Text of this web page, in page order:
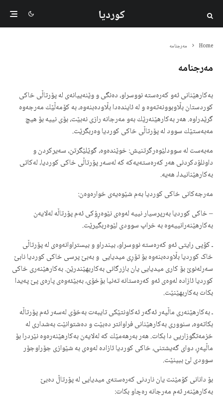
کوردیا
Home مەرجنامه
مەرجنامه
بەكارهێنانی ئەو كەرەستە نووسراو، دەنگی و وێنەییانەی لە پۆرتاڵی خاکی
کوردستان بڵاوبوونەتەوە و لە ئایندەدا بڵاودەبنەوە، بە كۆمەڵێك مەرجەوە
گرێدراوە. هەر بەكارهێنەرێك بەو مەرجانە رازی نەبێت، بۆی نییە بۆ هیچ
مەبەستێك سوود لە پۆرتاڵی خاکی کوردیا وەربگرێت.
مەبەست لە سوودلێوەرگرتنیش: خوێندەوە، گوێلێگرتن، سەیركردن و
داونلۆدكردنی هەر كەرەستەیەكە كە لەسەر پۆرتاڵی خاکی کوردیا، لەكاتی
بەكارهێنانیدا، هەیە.
مەرجەكانی خاکی کوردیا بەم شێوەیەی خوارەوەن:
– خاکی کوردیا بەرپرسیار نییە لەوەی نێوەڕۆكی ئەم پۆرتاڵە لەلایەن
بەكارهێنەرانییەوە بە خراپ سوودی لێوەربگیرێت.
ـ كۆپی رایتی ئەو كەرەستە نووسراو، بیندراو و بیستراوانەوەی لە پۆرتاڵی
خاک کوردیا بڵاودەبنەوە بۆ تۆڕی میدیایی و بەبێ پرسی خاکی کوردیا نابێ
سەرلەنوێ بۆ كاری میدیایی یان بازرگانی بەكاربهێندرێن. بەكارهێنەری خاکی
کوردیا ئازادە لەوەی ئەو كەرەستانە تەنیا بۆخۆی، بەبێئەوەی پارەی پێ پەیدا
بكات بەكاربهێنێت.
ـ بەكارهێنەری ماڵپەر ئەگەر ئەكاونتێكی تایبەت بەخۆی لەسەر ئەم پۆرتاڵە
بكاتەوە، سنووری بەكارهێنانی فراوانتر دەبێت و دەشتوانێت بەشداری لە
خزمەتگوزاریی دا بكات. هەر بەرهەمێك كە لەلایەن بەكارهێنەرەوە نێردرا بۆ
ماڵپەڕ، دوای گەیشتنی، خاکی کوردیا ئازادە لەوەی بە شێوازی جۆراوجۆر
سوودی لێ ببینێت.
بۆ دانانی كۆمێنت یان ناردنی كەرەستەی میدیایی لە پۆرتاڵ دەبێ
بەكارهێنەر ئەم مەرجانە رەچاو بكات: